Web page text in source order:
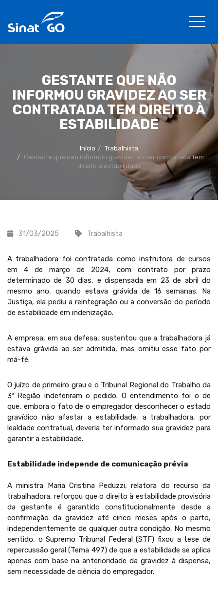
GESTANTE QUE NÃO
INFORMOU GRAVIDEZ AO SER
CONTRATADA TEM DIREITO À
ESTABILIDADE
Início
Trabalhista
Gestante que não informou gravidez ao ser contratada tem
direito à estabilidade
31/03/2025 Trabalhista
A trabalhadora foi contratada como instrutora de cursos
em 4 de março de 2024, com contrato por prazo
determinado de 30 dias, e dispensada em 23 de abril do
mesmo ano, quando estava grávida de 16 semanas. Na
Justiça, ela pediu a reintegração ou a conversão do período
de estabilidade em indenização.
A empresa, em sua defesa, sustentou que a trabalhadora já
estava grávida ao ser admitida, mas omitiu esse fato por
má-fé.
O juízo de primeiro grau e o Tribunal Regional do Trabalho da
3ª Região indeferiram o pedido. O entendimento foi o de
que, embora o fato de o empregador desconhecer o estado
gravídico não afastar a estabilidade, a trabalhadora, por
lealdade contratual, deveria ter informado sua gravidez para
garantir a estabilidade.
Estabilidade independe de comunicação prévia
A ministra Maria Cristina Peduzzi, relatora do recurso da
trabalhadora, reforçou que o direito à estabilidade provisória
da gestante é garantido constitucionalmente desde a
confirmação da gravidez até cinco meses após o parto,
independentemente de qualquer outra condição. No mesmo
sentido, o Supremo Tribunal Federal (STF) fixou a tese de
repercussão geral (Tema 497) de que a estabilidade se aplica
apenas com base na anterioridade da gravidez à dispensa,
sem necessidade de ciência do empregador.